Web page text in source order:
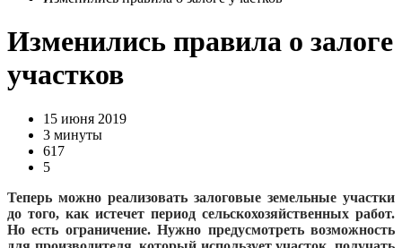
Изменились правила о залоге
участков
15 июня 2019
3 минуты
617
5
Теперь можно реализовать залоговые земельные участки
до того, как истечет период сельскохозяйственных работ.
Но есть ограничение. Нужно предусмотреть возможность